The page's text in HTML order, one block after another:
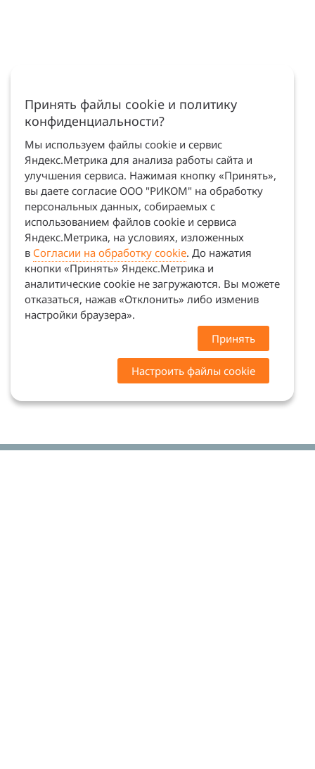
Принять файлы cookie и политику
конфиденциальности?
Мы используем файлы cookie и сервис
Яндекс.Метрика для анализа работы сайта и
улучшения сервиса. Нажимая кнопку «Принять»,
вы даете согласие ООО "РИКОМ" на обработку
персональных данных, собираемых с
использованием файлов cookie и сервиса
Яндекс.Метрика, на условиях, изложенных
в Согласии на обработку cookie. До нажатия
кнопки «Принять» Яндекс.Метрика и
аналитические cookie не загружаются. Вы можете
отказаться, нажав «Отклонить» либо изменив
настройки браузера».
Принять
Настроить файлы cookie